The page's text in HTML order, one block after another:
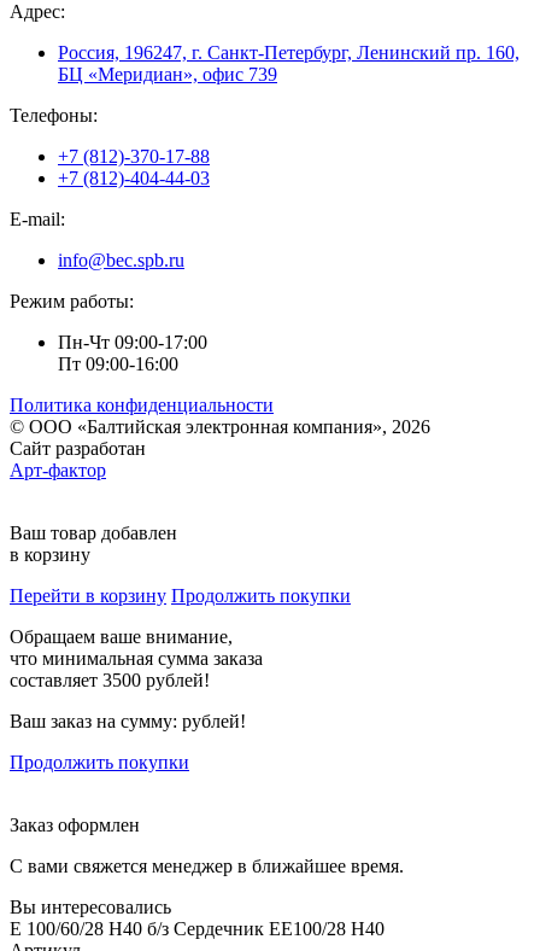
Адрес:
Россия, 196247, г. Санкт-Петербург, Ленинский пр. 160,
БЦ «Меридиан», офис 739
Телефоны:
+7 (812)-370-17-88
+7 (812)-404-44-03
E-mail:
info@bec.spb.ru
Режим работы:
Пн-Чт 09:00-17:00
Пт 09:00-16:00
Политика конфиденциальности
© ООО «Балтийская электронная компания», 2026
Сайт разработан
Арт-фактор
Ваш товар добавлен
в корзину
Перейти в корзину Продолжить покупки
Обращаем ваше внимание,
что минимальная сумма заказа
составляет 3500 рублей!
Ваш заказ на сумму: рублей!
Продолжить покупки
Заказ оформлен
С вами свяжется менеджер в ближайшее время.
Вы интересовались
E 100/60/28 H40 б/з Сердечник EE100/28 H40